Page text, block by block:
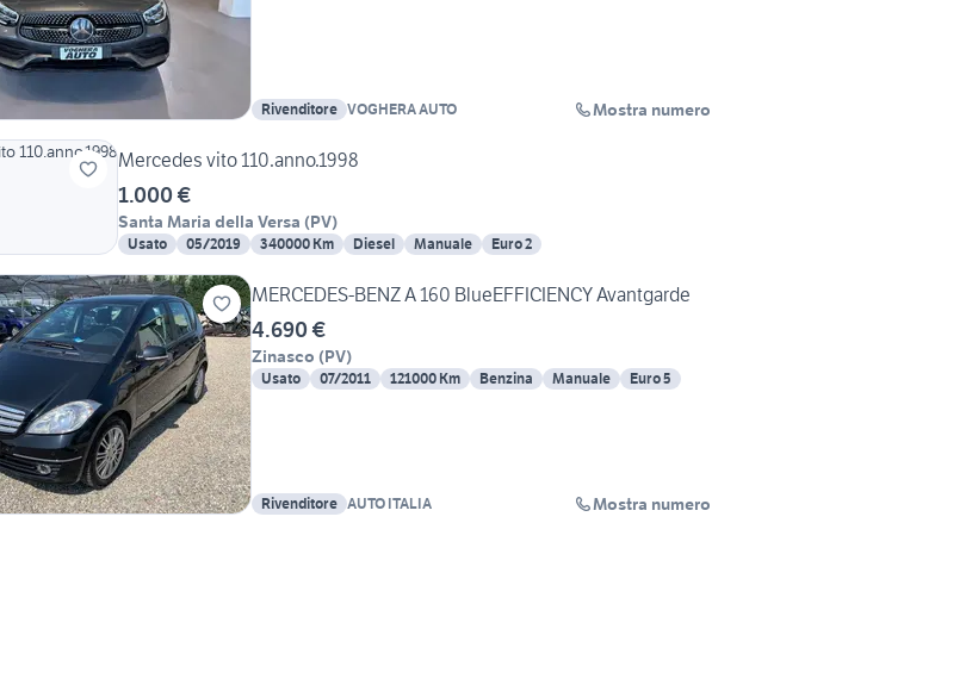
Rivenditore VOGHERA AUTO Mostra numero
Mercedes vito 110.anno.1998
1.000 €
Santa Maria della Versa (PV)
Usato 05/2019 340000 Km Diesel Manuale Euro 2
MERCEDES-BENZ A 160 BlueEFFICIENCY Avantgarde
4.690 €
Zinasco (PV)
Usato 07/2011 121000 Km Benzina Manuale Euro 5
Rivenditore AUTO ITALIA Mostra numero